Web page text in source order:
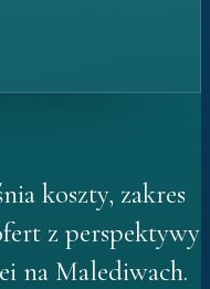
koszty, zakres
z perspektywy
na Malediwach.